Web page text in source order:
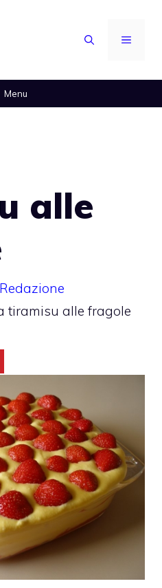
MENU
Menu
alle
Redazione
tiramisu alle fragole